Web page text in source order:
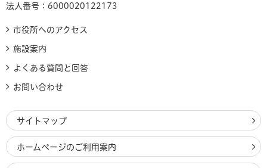
法人番号：6000020122173
市役所へのアクセス
施設案内
よくある質問と回答
お問い合わせ
サイトマップ
ホームページのご利用案内